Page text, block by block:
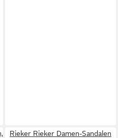
Rieker Rieker Damen-Sandalen